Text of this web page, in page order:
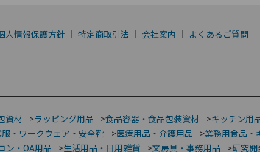
人情報保護方針 特定商取引法 会社案内 よくあるご質問
資材 >ラッピング用品 >食品容器・食品包装資材 >キッチン用
服・ワークウェア・安全靴 >医療用品・介護用品 >業務用食品・
ン・OA用品 >生活用品・日用雑貨 >文房具・事務用品 >研究開